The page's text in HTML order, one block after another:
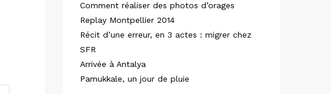
Comment réaliser des photos d’orages
Replay Montpellier 2014
Récit d’une erreur, en 3 actes : migrer chez
SFR
Arrivée à Antalya
Pamukkale, un jour de pluie